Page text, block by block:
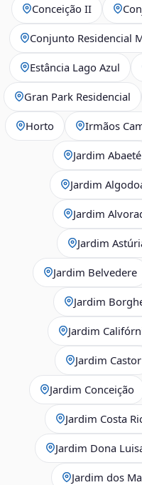
Conceição II
Conjunto Residencial
Estância Lago Azul
Gran Park Residencial
Horto Irmãos
Jardim Abaeté
Jardim
Jardim
Jardim
Jardim Belvedere
Jardim
Jardim
Jardim Castor
Jardim Conceição
Jardim Costa
Jardim Dona
Jardim dos